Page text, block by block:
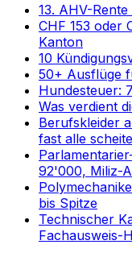
13. AHV-
CHF 153 oder
Kanton
10
50+ Ausflüge
Hundesteuer:
Was verdient
Berufskleider
fast alle
92'000, Miliz-
bis Spitze
Technischer
Fachausweis-